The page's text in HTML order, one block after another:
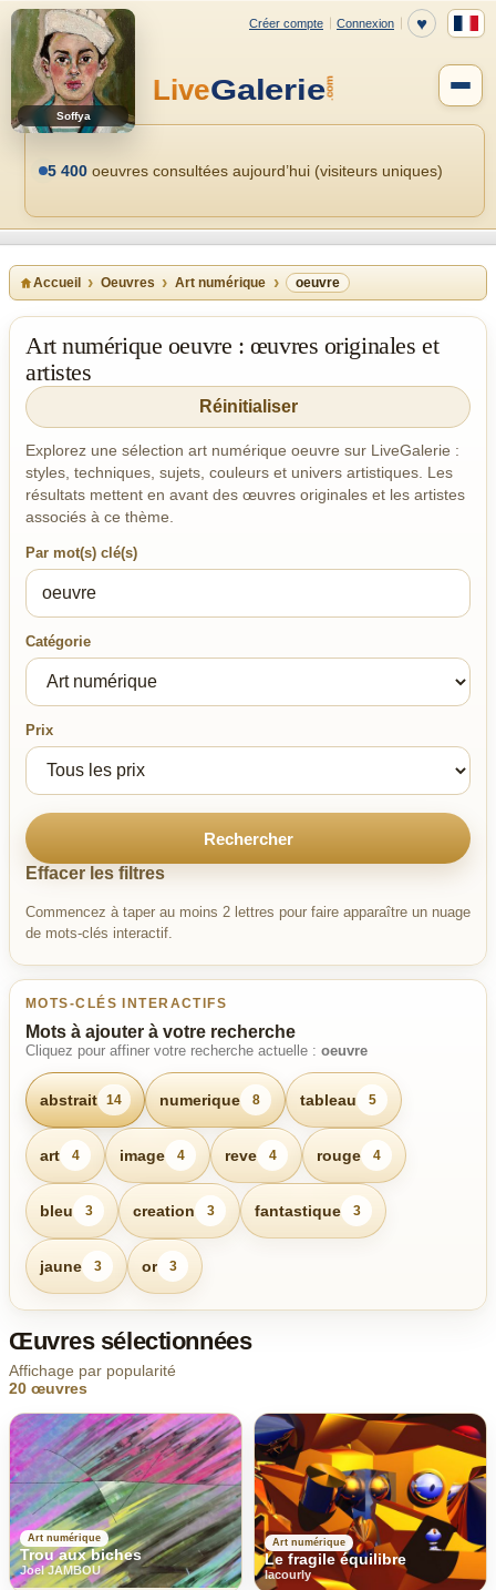
Soffya
5 400 oeuvres consultées aujourd’hui (visiteurs uniques)
Accueil Oeuvres Art numérique oeuvre
Art numérique oeuvre : œuvres originales et
artistes
Réinitialiser
Explorez une sélection art numérique oeuvre sur LiveGalerie :
styles, techniques, sujets, couleurs et univers artistiques. Les
résultats mettent en avant des œuvres originales et les artistes
associés à ce thème.
Par mot(s) clé(s)
Catégorie
Prix
Rechercher
Effacer les filtres
Commencez à taper au moins 2 lettres pour faire apparaître un nuage
de mots-clés interactif.
MOTS-CLÉS INTERACTIFS
Mots à ajouter à votre recherche
Cliquez pour affiner votre recherche actuelle : oeuvre
abstrait 14 numerique 8 tableau 5
art 4 image 4 reve 4 rouge 4
bleu 3 creation 3 fantastique 3
jaune 3 or 3
Œuvres sélectionnées
Affichage par popularité
20 œuvres
Art numérique
Trou aux biches
Joel JAMBOU
Art numérique
Le fragile équilibre
lacourly